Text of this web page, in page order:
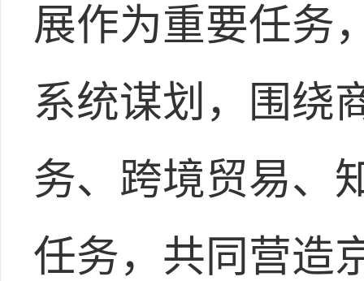
展作为重要任务
系统谋划，围绕
务、跨境贸易、
任务，共同营造